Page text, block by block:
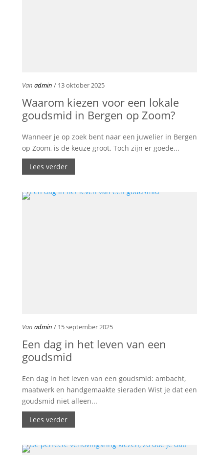
Van admin / 13 oktober 2025
Waarom kiezen voor een lokale
goudsmid in Bergen op Zoom?
Wanneer je op zoek bent naar een juwelier in Bergen
op Zoom, is de keuze groot. Toch zijn er goede...
Lees verder
Van admin / 15 september 2025
Een dag in het leven van een
goudsmid
Een dag in het leven van een goudsmid: ambacht,
maatwerk en handgemaakte sieraden Wist je dat een
goudsmid niet alleen...
Lees verder